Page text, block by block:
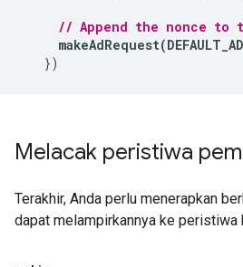
// Append the nonce to
makeAdRequest(
})
Melacak peristiwa
Terakhir, Anda perlu menerapkan
dapat melampirkannya ke